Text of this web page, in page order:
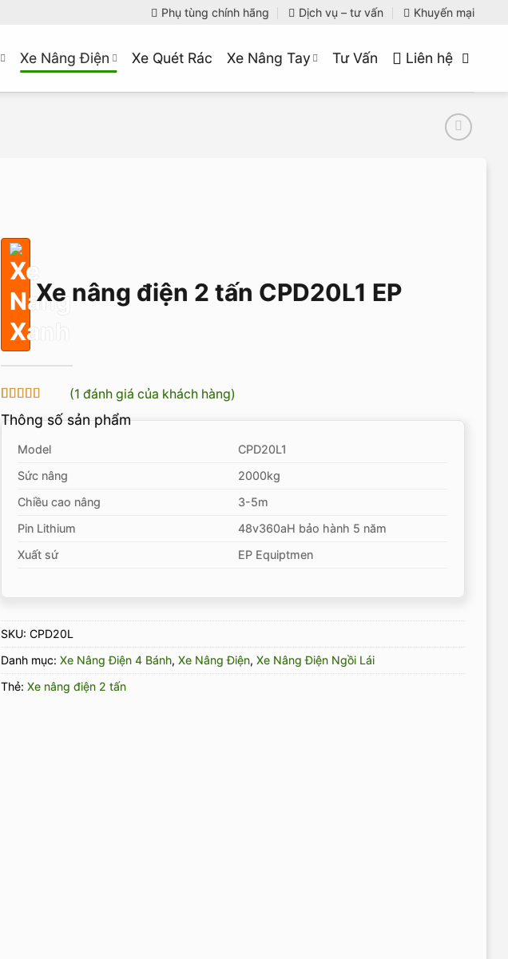
Phụ tùng chính hãng Dịch vụ – tư vấn Khuyến mại
Xe Nâng Điện Xe Quét Rác Xe Nâng Tay Tư Vấn Liên hệ
Xe nâng điện 2 tấn CPD20L1 EP
5trên 5 dựa
trên
1
đánh
(1 đánh giá của khách hàng)
Thông số sản phẩm
Model
CPD20L1
Sức nâng
2000kg
Chiều cao nâng
3-5m
Pin Lithium
48v360aH bảo hành 5 năm
Xuất sứ
EP Equiptmen
SKU:CPD20L
Danh mục:Xe Nâng Điện 4 Bánh,Xe Nâng Điện,Xe Nâng Điện Ngồi Lái
Thẻ:Xe nâng điện 2 tấn